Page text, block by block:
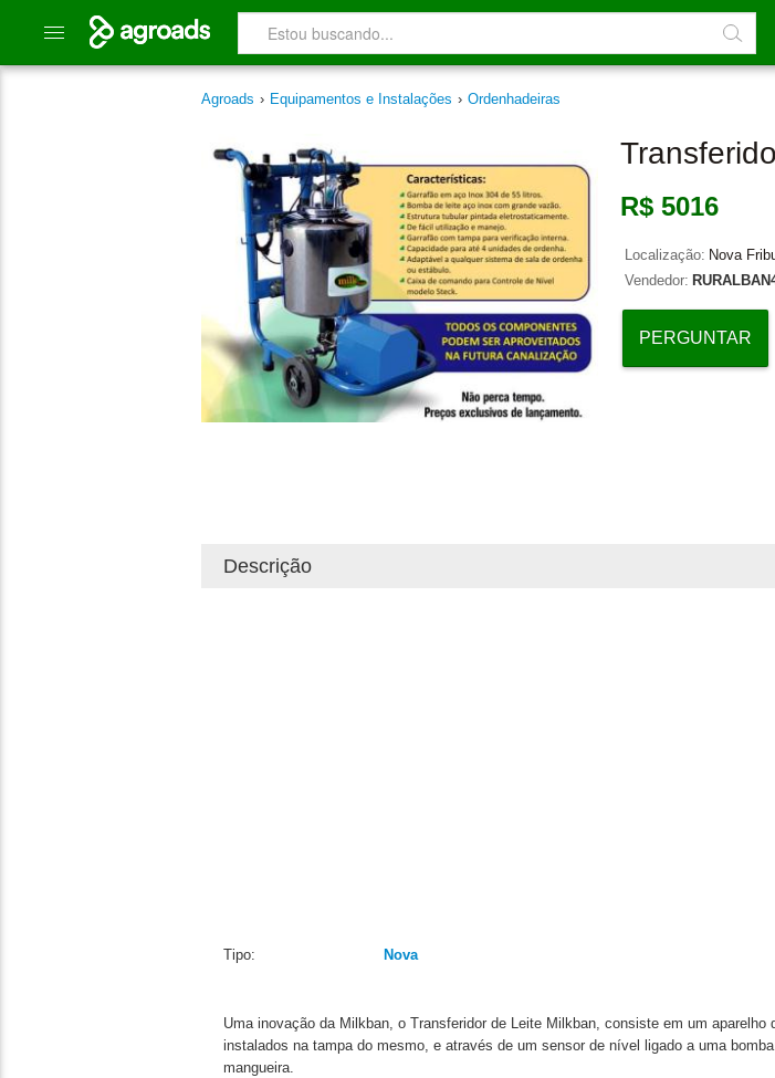
Agroads › Equipamentos e Instalações › Ordenhadeiras
R$ 5016
Localização: Nova
Vendedor:
PERGUNTAR
Descrição
Tipo: Nova
Uma inovação da Milkban, o Transferidor de Leite Milkban, consiste em um
instalados na tampa do mesmo, e através de um sensor de nível ligado a uma
mangueira.